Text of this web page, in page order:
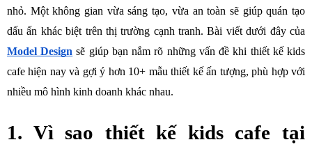
nhỏ. Một không gian vừa sáng tạo, vừa an toàn sẽ giúp quán tạo
Model Design sẽ giúp bạn nắm rõ những vấn đề khi thiết kế kids
cafe hiện nay và gợi ý hơn 10+ mẫu thiết kế ấn tượng, phù hợp với
nhiều mô hình kinh doanh khác nhau.
1. Vì sao thiết kế kids cafe tại